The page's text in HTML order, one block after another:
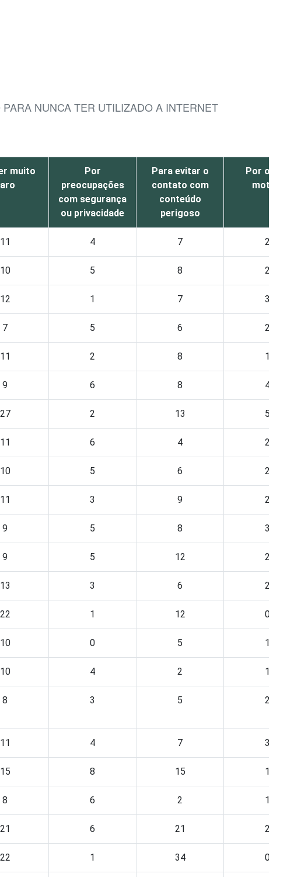
NUNCA TER UTILIZADO A INTERNET
muito
Por
preocupações
com segurança
ou privacidade
Para evitar o
contato com
conteúdo
perigoso
Por
motivo
11 4 7 2
10 5 8 2
12 1 7 3
7 5 6 2
11 2 8 1
9 6 8 4
27 2 13 5
11 6 4 2
10 5 6 2
11 3 9 2
9 5 8 3
9 5 12 2
13 3 6 2
22 1 12 0
10 0 5 1
10 4 2 1
8 3 5 2
11 4 7 3
15 8 15 1
8 6 2 1
21 6 21 2
22 1 34 0